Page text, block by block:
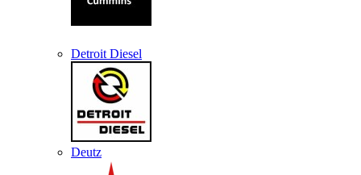
Detroit Diesel
Deutz